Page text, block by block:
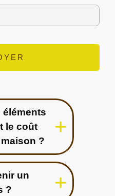
éléments
le coût
?
un
?